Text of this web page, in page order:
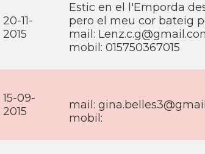
20-11-
2015
Estic en el l'Emporda
pero el meu cor bateig
mail:
mobil: 015750367015
15-09-
2015
mail:
mobil: